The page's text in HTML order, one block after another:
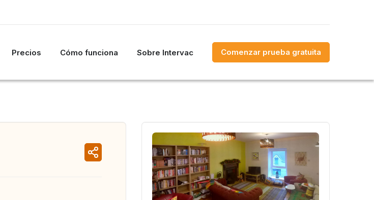
Precios Cómo funciona Sobre Intervac Comenzar prueba gratuita